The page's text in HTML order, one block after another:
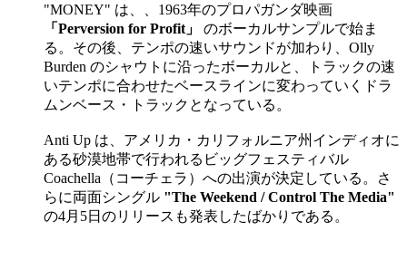
"MONEY" は、、1963年のプロパガンダ映画
「Perversion for Profit」 のボーカルサンプルで始ま
る。その後、テンポの速いサウンドが加わり、Olly
Burden のシャウトに沿ったボーカルと、トラックの速
いテンポに合わせたベースラインに変わっていくドラ
ムンベース・トラックとなっている。
Anti Up は、アメリカ・カリフォルニア州インディオに
ある砂漠地帯で行われるビッグフェスティバル
Coachella（コーチェラ）への出演が決定している。さ
らに両面シングル "The Weekend / Control The Media"
の4月5日のリリースも発表したばかりである。